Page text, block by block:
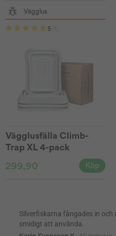
Vägglus
5
Vägglusfälla Climb-
Trap XL 4-pack
299,90 Köp